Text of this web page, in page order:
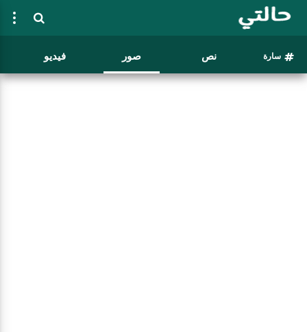
سارة نص صور فيديو